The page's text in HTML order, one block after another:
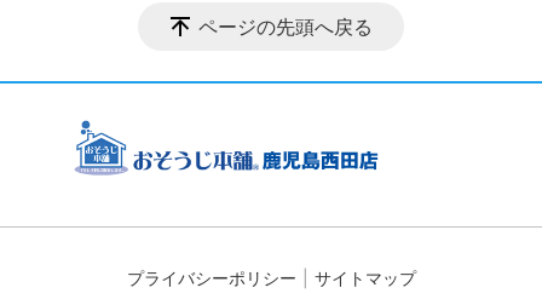
ページの先頭へ戻る
プライバシーポリシー サイトマップ